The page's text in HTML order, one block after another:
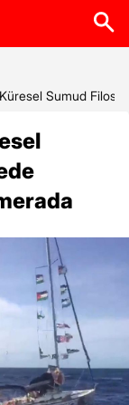
Küresel Sumud